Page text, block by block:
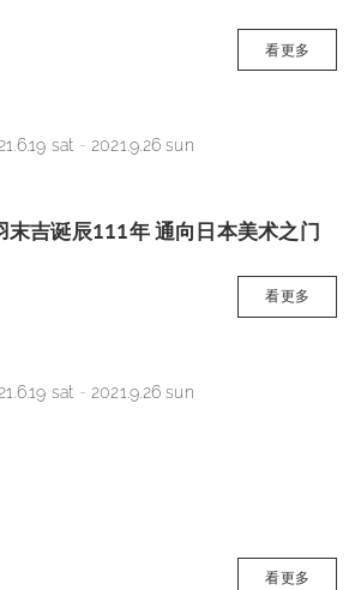
看更多
sat - 2021.9.26 sun
末吉诞辰111年 通向日本美术之门
看更多
sat - 2021.9.26 sun
看更多